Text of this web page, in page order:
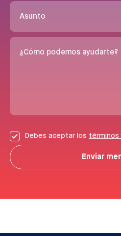
Asunto
¿Cómo podemos ayudarte?
Debes aceptar los términos
Enviar